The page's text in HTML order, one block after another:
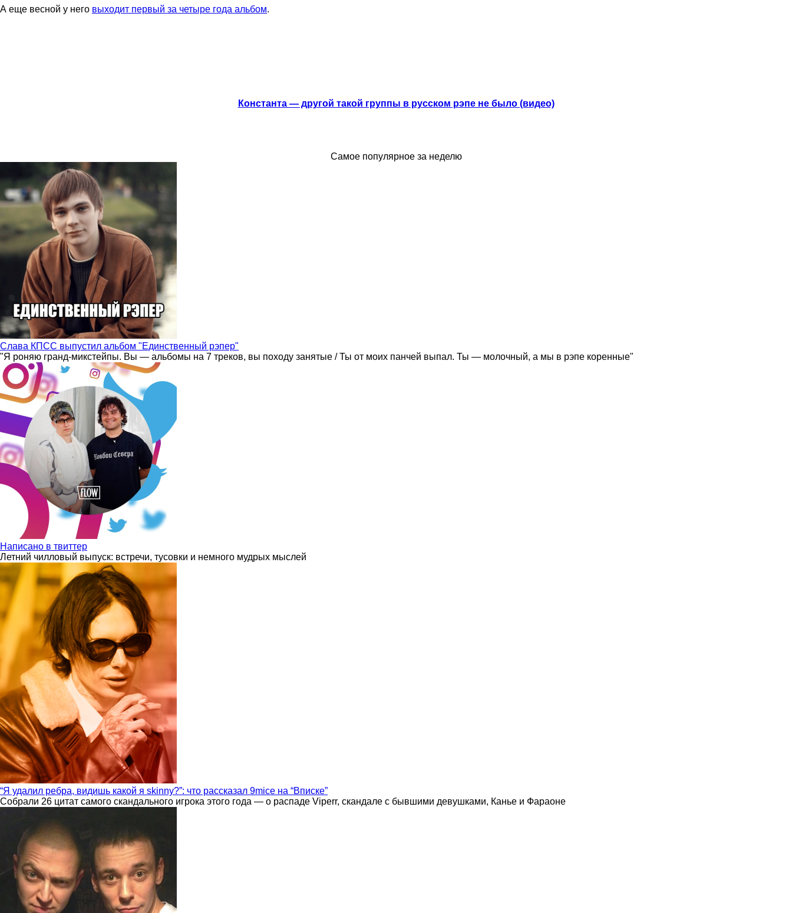
А еще весной у него выходит первый за четыре года альбом.
Константа — другой такой группы в русском рэпе не было (видео)
Самое популярное за неделю
Слава КПСС выпустил альбом "Единственный рэпер"
"Я роняю гранд-микстейпы. Вы — альбомы на 7 треков, вы походу занятые / Ты от моих панчей выпал. Ты — молочный, а мы в рэпе коренные"
Написано в твиттер
Летний чилловый выпуск: встречи, тусовки и немного мудрых мыслей
“Я удалил ребра, видишь какой я skinny?”: что рассказал 9mice на “Вписке”
Собрали 26 цитат самого скандального игрока этого года — о распаде Viperr, скандале с бывшими девушками, Канье и Фараоне